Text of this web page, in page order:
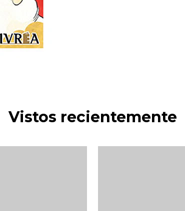
Vistos recientemente